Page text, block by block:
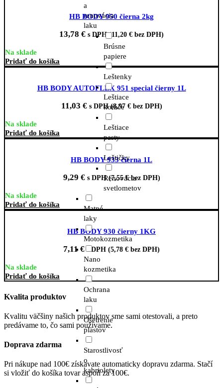
a
renovácia
laku
Brúsne
papiere
Leštenky
Leštiace
kotúče
Leštiace
pasty
Leštičky
Renovácia
svetlometov
Matné
laky
Motokozmetika
Nano
kozmetika
Ochrana
laku
Ošetrenie
plastov
Starostlivosť
o
kabriolety
HB BODY 950 čierna 2kg
13,78 € s DPH (11,20 € bez DPH)
Na sklade
Pridať do košíka
HB BODY AUTOFLEX 951 special čierny 1L
11,03 € s DPH (8,97 €bez DPH)
Na sklade
Pridať do košíka
HB BODY 933 čierna 1L
9,29 € s DPH (7,55€bez DPH)
Na sklade
Pridať do košíka
HB BODY 930 čierny 1KG
7,11 € s DPH (5,78 € bez DPH)
Na sklade
Pridať do košíka
Kvalita produktov
Kvalitu väčšiny našich produktov sme sami otestovali, a preto
predávame to, čo sami používame.
Doprava zdarma
Pri nákupe nad 100€ získavate automaticky dopravu zdarma. Stačí
si vložiť do košíka tovar aspoň za 100€.